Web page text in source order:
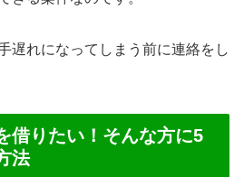
遅れになってしまう前に連絡をし
借りたい！そんな方に5
法